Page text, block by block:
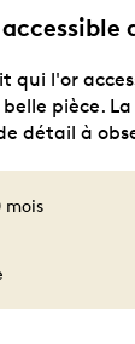
mois
qui l'or
pièce.
détail à